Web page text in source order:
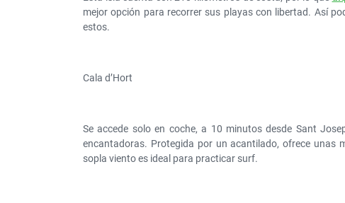
mejor opción para recorrer sus playas con libertad. Así
estos.
Cala d’Hort
Se accede solo en coche, a 10 minutos desde Sant
encantadoras. Protegida por un acantilado, ofrece unas
sopla viento es ideal para practicar surf.